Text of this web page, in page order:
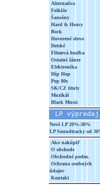
Alternatíva
Folklór
Šansóny
Hard & Heavy
Rock
Hovorené slovo
Detské
Filmová hudba
Ostatné žánre
Elektronika
Hip Hop
Pop 80s
SK/CZ tituly
Muzikál
Black Music
LP výpredaj
Nové LP 20%-30%
LP Soundtracky od
Ako nakúpiť
O obchode
Obchodné podm.
Ochrana osobných
údajov
Kontakt